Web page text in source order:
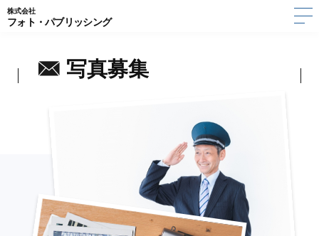
株式会社
フォト・パブリッシング
写真募集